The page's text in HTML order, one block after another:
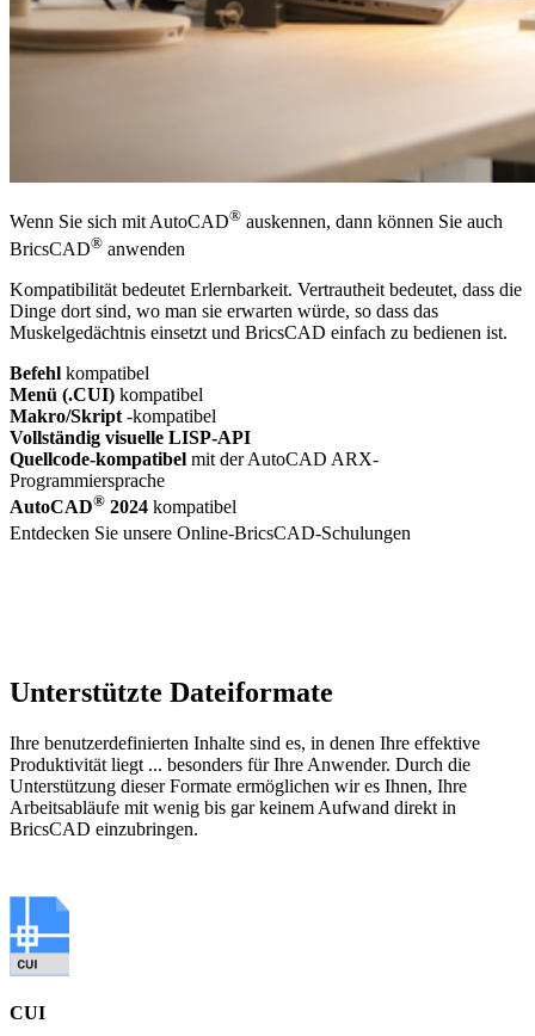
Wenn Sie sich mit AutoCAD® auskennen, dann können Sie auch
BricsCAD® anwenden
Kompatibilität bedeutet Erlernbarkeit. Vertrautheit bedeutet, dass die
Dinge dort sind, wo man sie erwarten würde, so dass das
Muskelgedächtnis einsetzt und BricsCAD einfach zu bedienen ist.
Befehl kompatibel
Menü (.CUI) kompatibel
Makro/Skript -kompatibel
Vollständig visuelle LISP-API
Quellcode-kompatibel mit der AutoCAD ARX-
Programmiersprache
AutoCAD® 2024 kompatibel
Entdecken Sie unsere Online-BricsCAD-Schulungen
Unterstützte Dateiformate
Ihre benutzerdefinierten Inhalte sind es, in denen Ihre effektive
Produktivität liegt ... besonders für Ihre Anwender. Durch die
Unterstützung dieser Formate ermöglichen wir es Ihnen, Ihre
Arbeitsabläufe mit wenig bis gar keinem Aufwand direkt in
BricsCAD einzubringen.
CUI